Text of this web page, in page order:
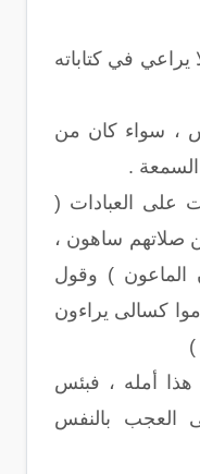
في كتاباته
، سواء كان من
السمعة .
على العبادات (
صلاتهم ساهون ،
الماعون ) وقول
كسالى يراءون
)
أمله ، فبئس
العجب بالنفس